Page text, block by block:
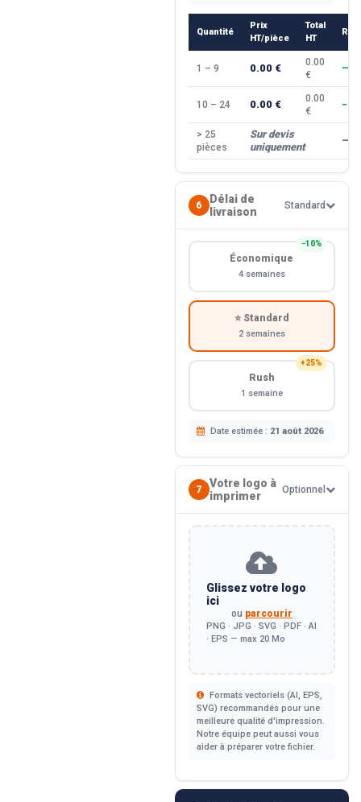
Quantité
Prix
HT/pièce
Total
HT
1 – 9 0.00 €
0.00
€
—
10 – 24 0.00 €
0.00
€
> 25
pièces
Sur devis
uniquement
—
6
Délai de
livraison
Standard
−10%
Économique
4 semaines
⭐ Standard
2 semaines
+25%
Rush
1 semaine
Date estimée : 21 août 2026
7
Votre logo à
imprimer
Optionnel
Glissez votre logo
ici
ou parcourir
PNG · JPG · SVG · PDF · AI
· EPS — max 20 Mo
Formats vectoriels (AI, EPS,
SVG) recommandés pour une
meilleure qualité d'impression.
Notre équipe peut aussi vous
aider à préparer votre fichier.